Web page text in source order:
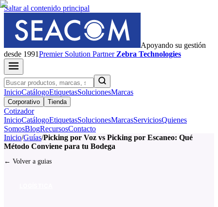
Saltar al contenido principal
Apoyando su gestión
desde 1991PremierSolution Partner Zebra Technologies
InicioCatálogoEtiquetasSolucionesMarcas
Corporativo Tienda
Cotizador
InicioCatálogoEtiquetasSolucionesMarcasServiciosQuienes
SomosBlogRecursosContacto
Inicio/Guías/Picking por Voz vs Picking por Escaneo: Qué
Método Conviene para tu Bodega
← Volver a guias